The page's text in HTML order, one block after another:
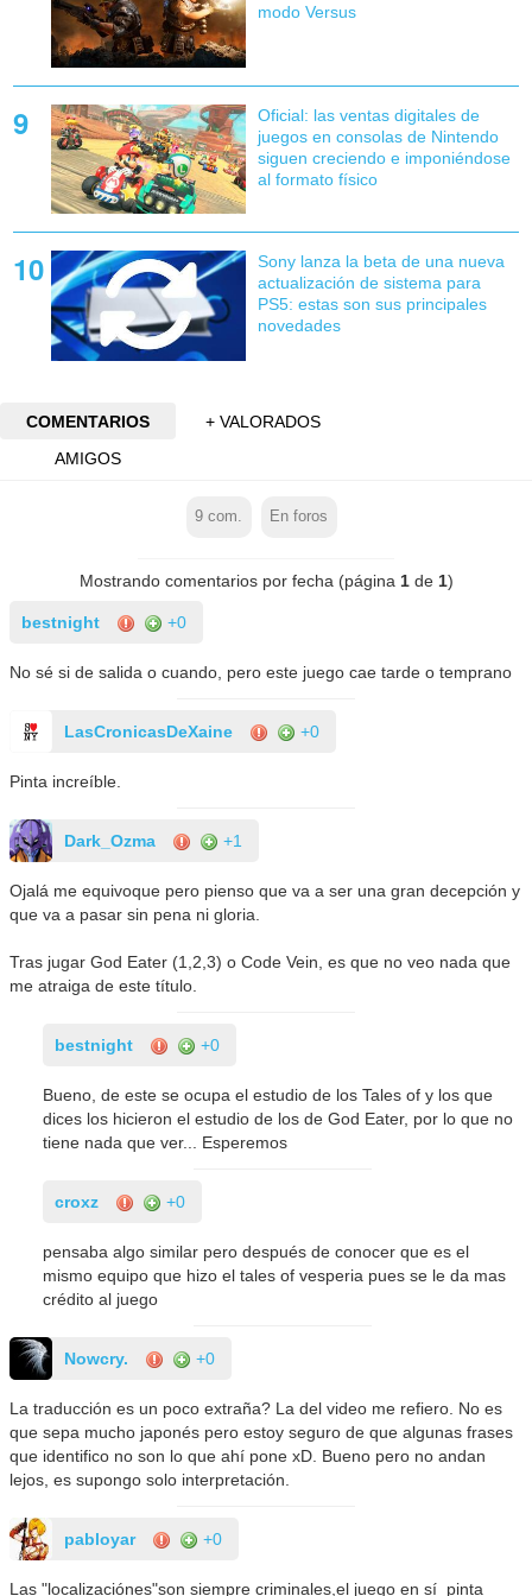
modo Versus
Oficial: las ventas digitales de
juegos en consolas de Nintendo
siguen creciendo e imponiéndose
al formato físico
Sony lanza la beta de una nueva
actualización de sistema para
PS5: estas son sus principales
novedades
COMENTARIOS
+ VALORADOS
AMIGOS
9 com. En foros
Mostrando comentarios por fecha (página 1de 1)
bestnight +0
No sé si de salida o cuando, pero este juego cae tarde o temprano
LasCronicasDeXaine +0
Pinta increíble.
Dark_Ozma +1
Ojalá me equivoque pero pienso que va a ser una gran decepción y
que va a pasar sin pena ni gloria.
Tras jugar God Eater (1,2,3) o Code Vein, es que no veo nada que
me atraiga de este título.
bestnight +0
Bueno, de este se ocupa el estudio de los Tales of y los que
dices los hicieron el estudio de los de God Eater, por lo que no
tiene nada que ver... Esperemos
croxz +0
pensaba algo similar pero después de conocer que es el
mismo equipo que hizo el tales of vesperia pues se le da mas
crédito al juego
Nowcry. +0
La traducción es un poco extraña? La del video me refiero. No es
que sepa mucho japonés pero estoy seguro de que algunas frases
que identifico no son lo que ahí pone xD. Bueno pero no andan
lejos, es supongo solo interpretación.
pabloyar +0
Las "localizaciónes"son siempre criminales,el juego en sí pinta